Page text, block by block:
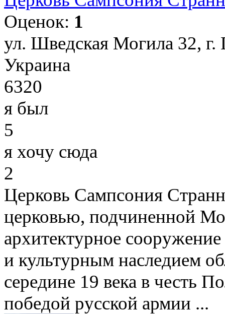
Оценок: 1
ул. Шведская Могила 32, г.
Украина
6320
я был
5
я хочу сюда
2
Церковь Сампсония
церковью, подчиненной
архитектурное
и культурным наследием
середине 19 века в честь
победой русской армии ...